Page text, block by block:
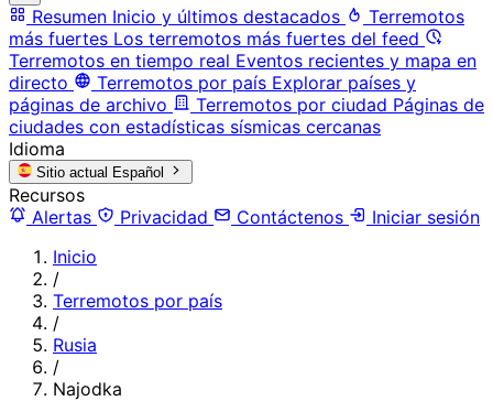
Resumen Inicio y últimos destacados
Terremotos
más fuertes Los terremotos más fuertes del feed
Terremotos en tiempo real Eventos recientes y mapa en
directo
Terremotos por país Explorar países y
páginas de archivo
Terremotos por ciudad Páginas de
ciudades con estadísticas sísmicas cercanas
Idioma
Sitio actual Español
Recursos
Alertas
Privacidad Contáctenos
Iniciar sesión
Inicio
/
Terremotos por país
/
Rusia
/
Najodka